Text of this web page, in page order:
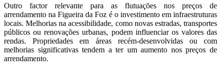
Outro factor relevante para as flutuações nos preços de
arrendamento na Figueira da Foz é o investimento em infraestruturas
locais. Melhorias na acessibilidade, como novas estradas, transportes
públicos ou renovações urbanas, podem influenciar os valores das
rendas. Propriedades em áreas recém-desenvolvidas ou com
melhorias significativas tendem a ter um aumento nos preços de
arrendamento.